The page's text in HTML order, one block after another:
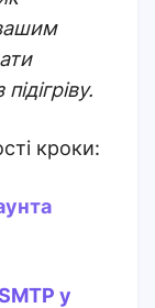
кроки:
у